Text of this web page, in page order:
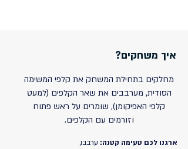
איך משחקים?
מחלקים בתחילת המשחק את קלפי המשימה
הסודית, מערבבים את שאר הקלפים (למעט
קלפי האפיקומן), שומרים על ראש פתוח
וזורמים עם הקלפים.
ארגנו לכם טעימה קטנה: ערבבו,